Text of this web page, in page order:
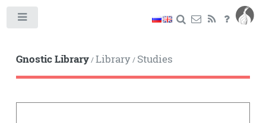
Gnostic Library/Library/ Studies